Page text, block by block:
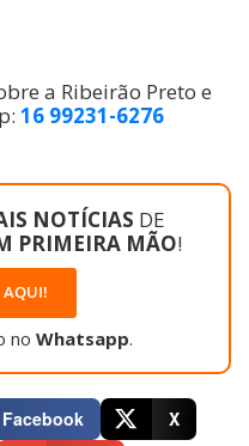
a Ribeirão Preto e
16 99231-6276
NOTÍCIAS DE
PRIMEIRA MÃO!
AQUI!
no Whatsapp.
Facebook
X